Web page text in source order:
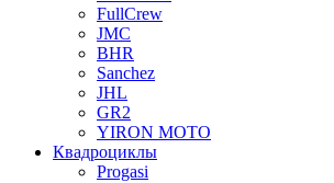
FullCrew
JMC
BHR
Sanchez
JHL
GR2
YIRON MOTO
Квадроциклы
Progasi